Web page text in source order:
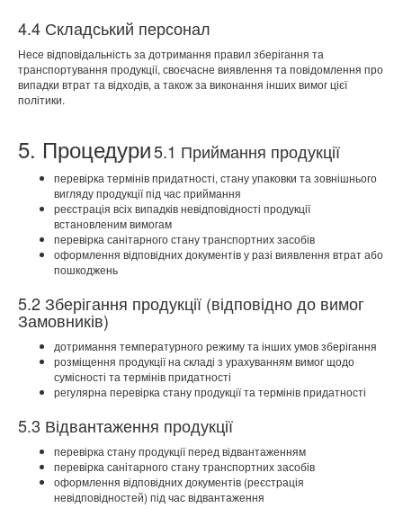
4.4 Складський персонал
Несе відповідальність за дотримання правил зберігання та
транспортування продукції, своєчасне виявлення та повідомлення про
випадки втрат та відходів, а також за виконання інших вимог цієї
політики.
5. Процедури5.1 Приймання продукції
перевірка термінів придатності, стану упаковки та зовнішнього
вигляду продукції під час приймання
реєстрація всіх випадків невідповідності продукції
встановленим вимогам
перевірка санітарного стану транспортних засобів
оформлення відповідних документів у разі виявлення втрат або
пошкоджень
5.2 Зберігання продукції (відповідно до вимог
Замовників)
дотримання температурного режиму та інших умов зберігання
розміщення продукції на складі з урахуванням вимог щодо
сумісності та термінів придатності
регулярна перевірка стану продукції та термінів придатності
5.3 Відвантаження продукції
перевірка стану продукції перед відвантаженням
перевірка санітарного стану транспортних засобів
оформлення відповідних документів (реєстрація
невідповідностей) під час відвантаження